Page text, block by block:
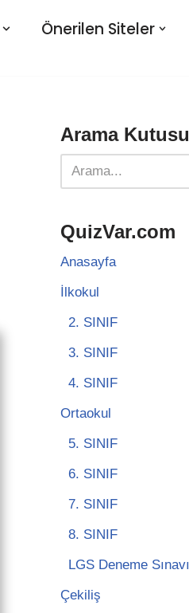
Önerilen Siteler
Arama Kutusu
QuizVar.com
Anasayfa
İlkokul
2. SINIF
3. SINIF
4. SINIF
Ortaokul
5. SINIF
6. SINIF
7. SINIF
8. SINIF
LGS Deneme Sınavı
Çekiliş